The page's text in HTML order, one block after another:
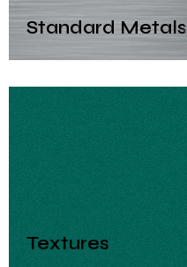
Standard Metals
Textures